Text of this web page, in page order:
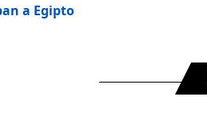
a Egipto